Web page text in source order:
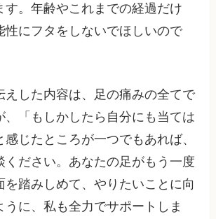
す。年齢やこれまでの経過だけ
性にフタをしないでほしいので
えした内容は、足の痛みの全てで
、「もしかしたら自分にも当ては
感じたところが一つでもあれば、
ください。あなたの足がもう一度
を踏みしめて、やりたいことに向
うに、私も全力でサポートしま